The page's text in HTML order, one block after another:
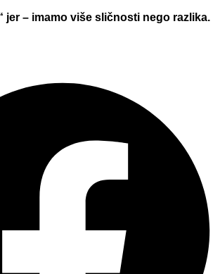
jer – imamo više sličnosti nego razlika.